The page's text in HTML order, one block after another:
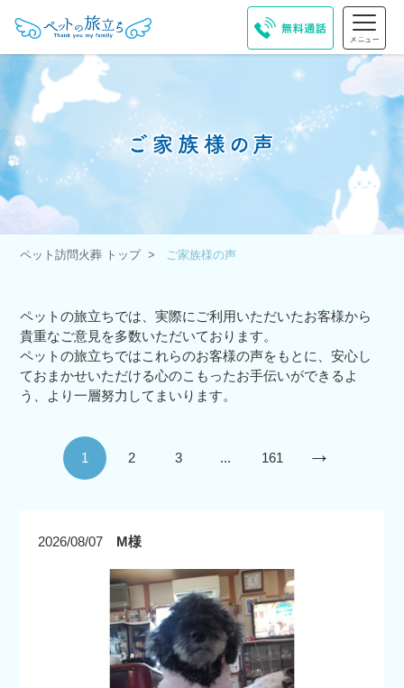
ペット訪問火葬 トップ ご家族様の声
ペットの旅立ちでは、実際にご利用いただいたお客様から
貴重なご意見を多数いただいております。
ペットの旅立ちではこれらのお客様の声をもとに、安心し
ておまかせいただける心のこもったお手伝いができるよ
う、より一層努力してまいります。
1 2 3 ... 161 →
2026/08/07 M様